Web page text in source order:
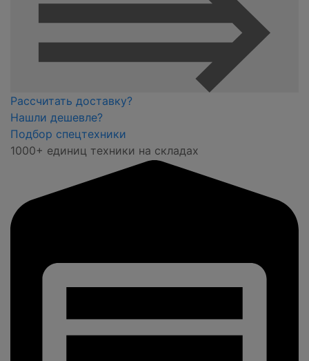
Рассчитать доставку?
Нашли дешевле?
Подбор спецтехники
1000+ единиц техники на складах